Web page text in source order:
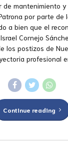
de mantenimiento
por parte de
a bien que el
Cornejo
los postizos de
profesional
Continue reading